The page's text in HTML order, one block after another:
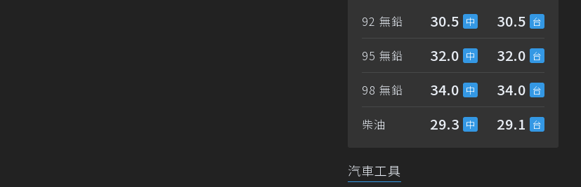
92 無鉛 30.5 30.5
95 無鉛 32.0 32.0
98 無鉛 34.0 34.0
柴油 29.3 29.1
汽車工具